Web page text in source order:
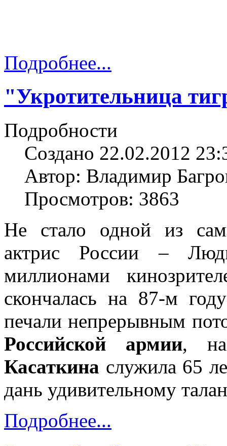
Подробнее...
"Укротительница
Подробности
Создано 22.02.2012
Автор: Владимир
Просмотров: 3863
Не стало одной из
актрис России –
миллионами
скончалась на 87-м
печали непрерывным
Российской армии,
Касаткина служила 65
дань удивительному
Подробнее...